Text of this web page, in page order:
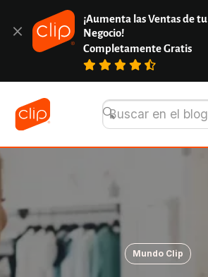
¡Aumenta las Ventas de tu
Negocio!
Completamente Gratis
Mundo Clip